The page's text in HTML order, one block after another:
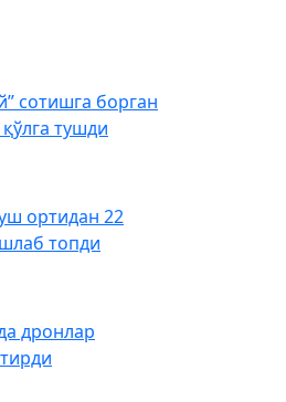
сотишга борган
қўлга тушди
ортидан 22
топди
дронлар